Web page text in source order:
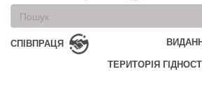
Пошукова
форма
Пошук
СПІВПРАЦЯ
ТЕРИТОРІЯ